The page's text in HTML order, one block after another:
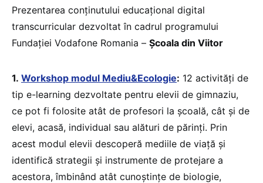
Prezentarea conținutului educațional digital
transcurricular dezvoltat în cadrul programului
Fundației Vodafone Romania – Școala din Viitor
1. Workshop modul Mediu&Ecologie: 12 activități de
tip e-learning dezvoltate pentru elevii de gimnaziu,
ce pot fi folosite atât de profesori la școală, cât și de
elevi, acasă, individual sau alături de părinți. Prin
acest modul elevii descoperă mediile de viață și
identifică strategii și instrumente de protejare a
acestora, îmbinând atât cunoștințe de biologie,